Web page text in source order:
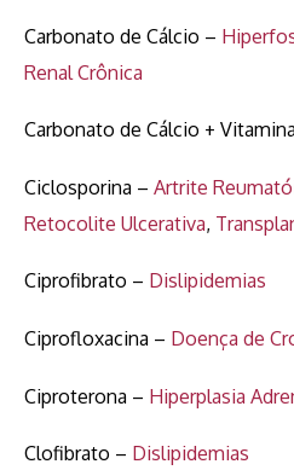
Carbonato de Cálcio –
Renal Crônica
Carbonato de Cálcio +
Ciclosporina – Artrite
Retocolite Ulcerativa,
Ciprofibrato – Dislipidemias
Ciprofloxacina – Doença de
Ciproterona – Hiperplasia
Clofibrato – Dislipidemias